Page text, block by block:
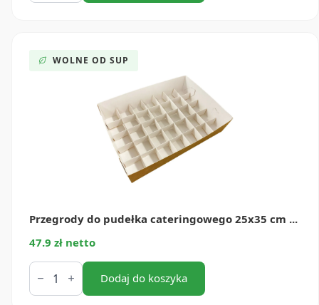
pudełka
WOLNE OD SUP
Przegrody do pudełka cateringowego 25x35 cm ...
47.9 zł netto
ilość
Przegrody
do
pudełka
Dodaj do koszyka